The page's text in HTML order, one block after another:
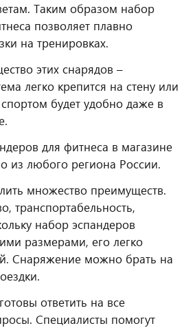
Таким образом набор
позволяет плавно
на тренировках.
этих снарядов –
легко крепится на стену или
будет удобно даже в
для фитнеса в магазине
любого региона России.
множество преимуществ.
транспортабельность,
набор эспандеров
размерами, его легко
Снаряжение можно брать на
ответить на все
Специалисты помогут